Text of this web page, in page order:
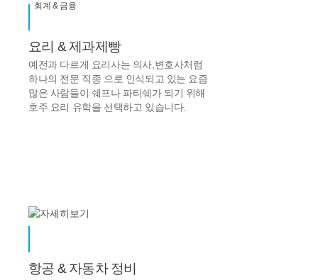
회계 & 금융
요리 & 제과제빵
예전과 다르게 요리사는 의사,변호사처럼
하나의 전문 직종 으로 인식되고 있는 요즘
많은 사람들이 쉐프나 파티쉐가 되기 위해
호주 요리 유학을 선택하고 있습니다.
항공 & 자동차 정비